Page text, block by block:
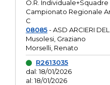
O.R. Individuale+Squadre
Campionato Regionale
C
08085- ASD ARCIERI
Musolesi, Graziano
Morselli, Renato
R2613035
dal: 18/01/2026
al: 18/01/2026